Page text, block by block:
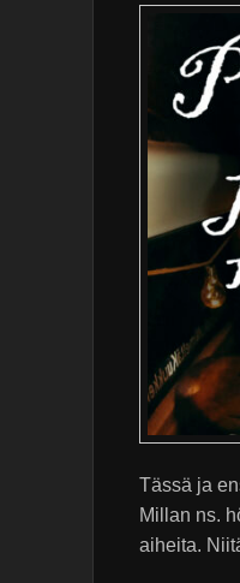
Tässä ja
Millan ns.
aiheita.